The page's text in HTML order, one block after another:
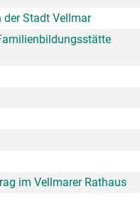
der Stadt Vellmar
im Vellmarer Rathaus